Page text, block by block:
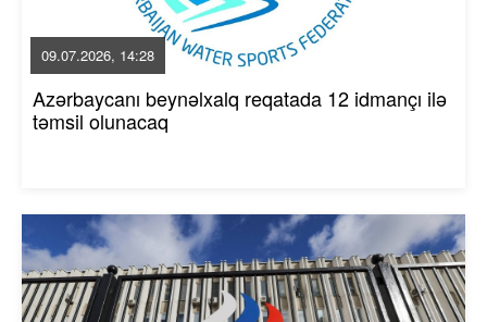
09.07.2026, 14:28
Azərbaycanı beynəlxalq reqatada 12 idmançı ilə
təmsil olunacaq